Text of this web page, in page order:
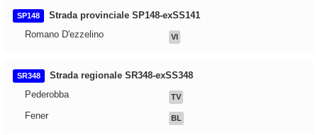
SP148
Strada provinciale SP148-exSS141
Romano D'ezzelino
VI
SR348
Strada regionale SR348-exSS348
Pederobba
TV
Fener BL